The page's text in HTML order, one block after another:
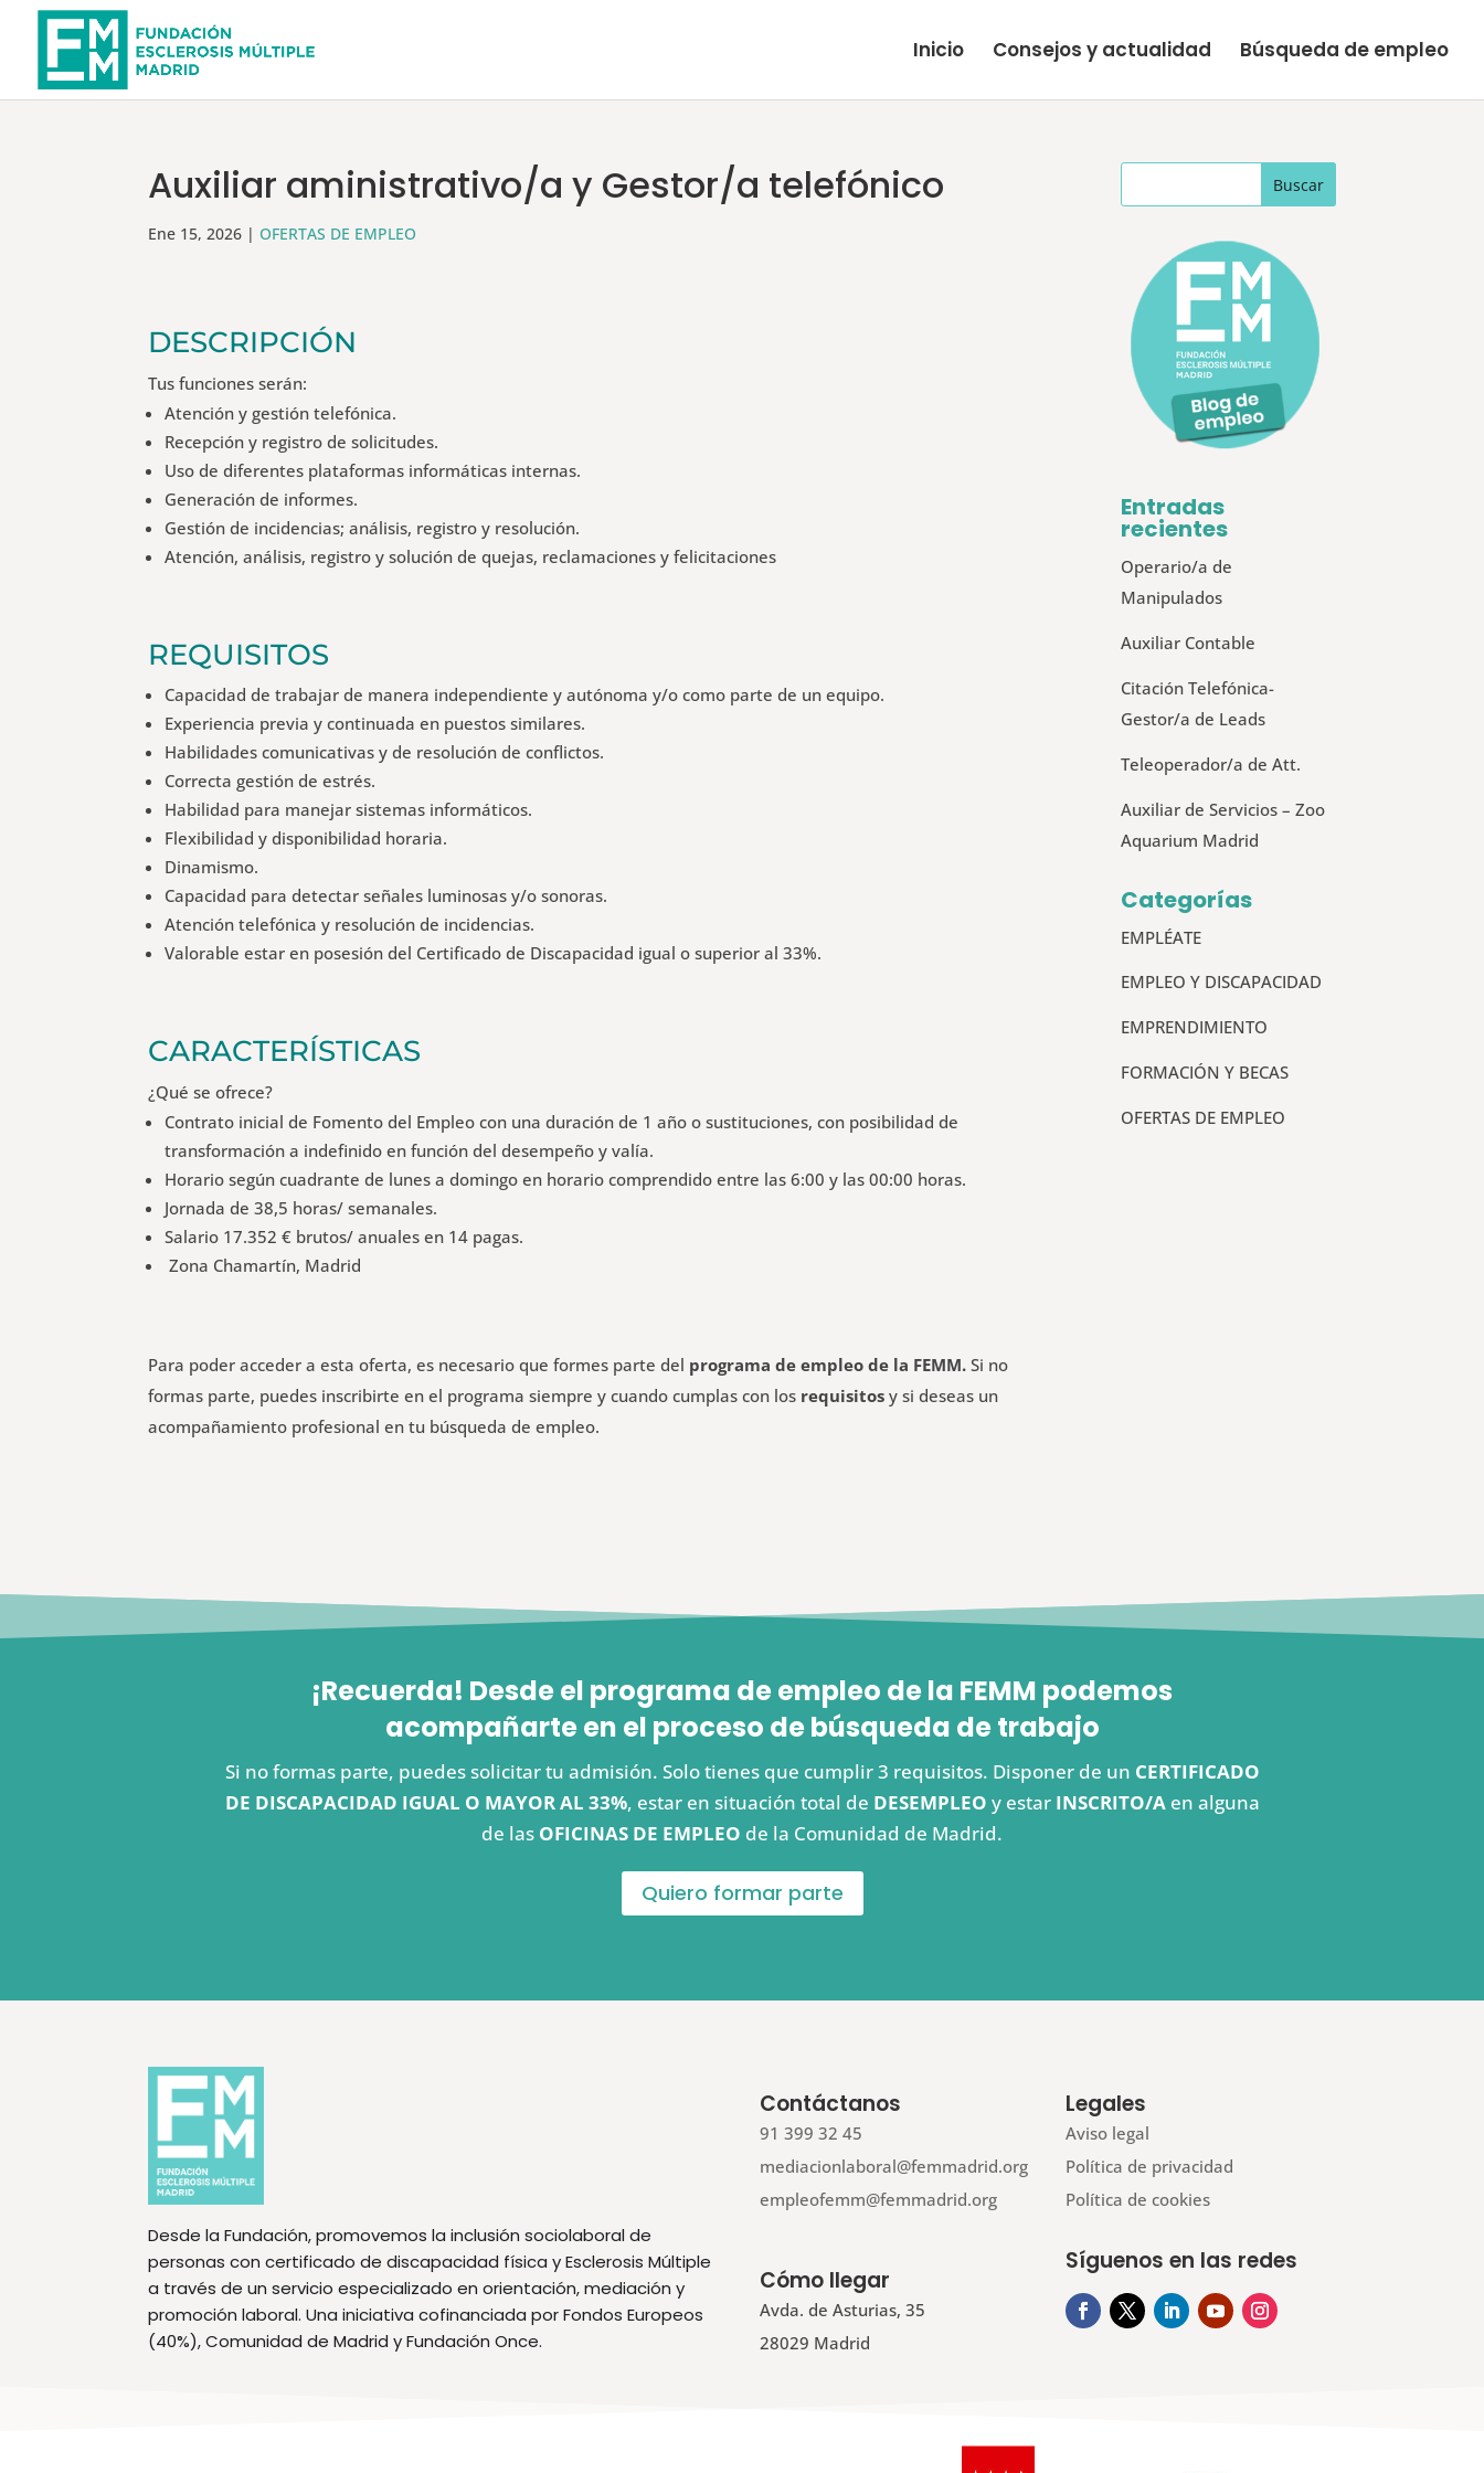
Inicio Consejos y actualidad Búsqueda de empleo
Auxiliar aministrativo/a y Gestor/a telefónico
Ene 15, 2026 |OFERTAS DE EMPLEO
DESCRIPCIÓN
Tus funciones serán:
Atención y gestión telefónica.
Recepción y registro de solicitudes.
Uso de diferentes plataformas informáticas internas.
Generación de informes.
Gestión de incidencias; análisis, registro y resolución.
Atención, análisis, registro y solución de quejas, reclamaciones y felicitaciones
REQUISITOS
Capacidad de trabajar de manera independiente y autónoma y/o como parte de un equipo.
Experiencia previa y continuada en puestos similares.
Habilidades comunicativas y de resolución de conflictos.
Correcta gestión de estrés.
Habilidad para manejar sistemas informáticos.
Flexibilidad y disponibilidad horaria.
Dinamismo.
Capacidad para detectar señales luminosas y/o sonoras.
Atención telefónica y resolución de incidencias.
Valorable estar en posesión del Certificado de Discapacidad igual o superior al 33%.
CARACTERÍSTICAS
¿Qué se ofrece?
Contrato inicial de Fomento del Empleo con una duración de 1 año o sustituciones, con posibilidad de
transformación a indefinido en función del desempeño y valía.
Horario según cuadrante de lunes a domingo en horario comprendido entre las 6:00 y las 00:00 horas.
Jornada de 38,5 horas/ semanales.
Salario 17.352 € brutos/ anuales en 14 pagas.
Zona Chamartín, Madrid
Para poder acceder a esta oferta, es necesario que formes parte del programa de empleo de la FEMM. Si no
formas parte, puedes inscribirte en el programa siempre y cuando cumplas con los requisitos y si deseas un
acompañamiento profesional en tu búsqueda de empleo.
Entradas
recientes
Operario/a de
Manipulados
Auxiliar Contable
Citación Telefónica-
Gestor/a de Leads
Teleoperador/a de Att.
Auxiliar de Servicios – Zoo
Aquarium Madrid
Categorías
EMPLÉATE
EMPLEO Y DISCAPACIDAD
EMPRENDIMIENTO
FORMACIÓN Y BECAS
OFERTAS DE EMPLEO
¡Recuerda! Desde el programa de empleo de la FEMM podemos
acompañarte en el proceso de búsqueda de trabajo
Si no formas parte, puedes solicitar tu admisión. Solo tienes que cumplir 3 requisitos. Disponer de un CERTIFICADO
DE DISCAPACIDAD IGUAL O MAYOR AL 33%, estar en situación total de DESEMPLEO y estar INSCRITO/Aen alguna
de las OFICINAS DE EMPLEO de la Comunidad de Madrid.
Quiero formar parte
Desde la Fundación, promovemos la inclusión sociolaboral de
personas con certificado de discapacidad física y Esclerosis Múltiple
a través de un servicio especializado en orientación, mediación y
promoción laboral. Una iniciativa cofinanciada por Fondos Europeos
(40%), Comunidad de Madrid y Fundación Once.
Contáctanos
91 399 32 45
mediacionlaboral@femmadrid.org
empleofemm@femmadrid.org
Cómo llegar
Avda. de Asturias, 35
28029 Madrid
Legales
Aviso legal
Política de privacidad
Política de cookies
Síguenos en las redes